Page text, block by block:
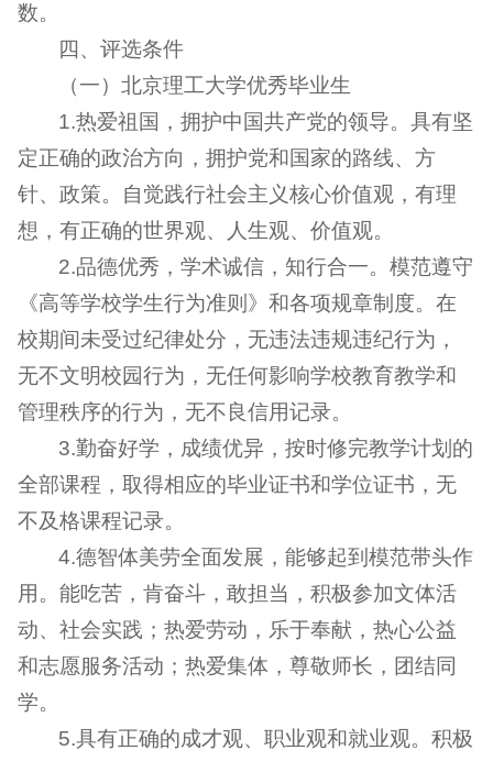
数。
四、评选条件
（一）北京理工大学优秀毕业生
1.热爱祖国，拥护中国共产党的领导。具有坚
定正确的政治方向，拥护党和国家的路线、方
针、政策。自觉践行社会主义核心价值观，有理
想，有正确的世界观、人生观、价值观。
2.品德优秀，学术诚信，知行合一。模范遵守
《高等学校学生行为准则》和各项规章制度。在
校期间未受过纪律处分，无违法违规违纪行为，
无不文明校园行为，无任何影响学校教育教学和
管理秩序的行为，无不良信用记录。
3.勤奋好学，成绩优异，按时修完教学计划的
全部课程，取得相应的毕业证书和学位证书，无
不及格课程记录。
4.德智体美劳全面发展，能够起到模范带头作
用。能吃苦，肯奋斗，敢担当，积极参加文体活
动、社会实践；热爱劳动，乐于奉献，热心公益
和志愿服务活动；热爱集体，尊敬师长，团结同
学。
5.具有正确的成才观、职业观和就业观。积极